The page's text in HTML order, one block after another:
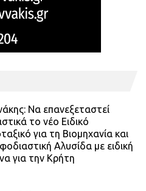
Να επανεξεταστεί
το νέο Ειδικό
για τη Βιομηχανία και
Αλυσίδα με ειδική
για την Κρήτη